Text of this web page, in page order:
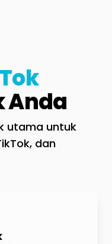
Anda
utama untuk
dan